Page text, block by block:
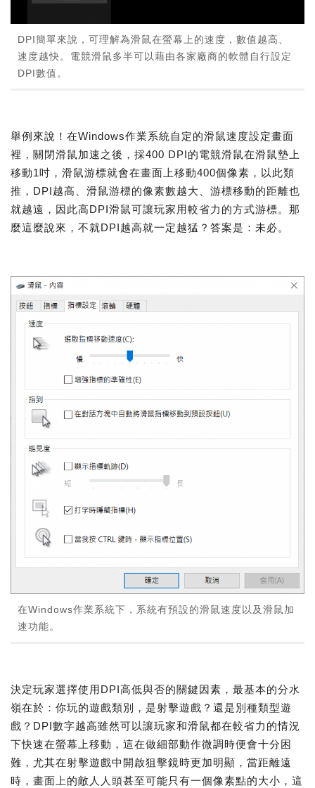
DPI簡單來說，可理解為滑鼠在螢幕上的速度，數值越高、
速度越快。電競滑鼠多半可以藉由各家廠商的軟體自行設定
DPI數值。
舉例來說！在Windows作業系統自定的滑鼠速度設定畫面
裡，關閉滑鼠加速之後，採400 DPI的電競滑鼠在滑鼠墊上
移動1吋，滑鼠游標就會在畫面上移動400個像素，以此類
推，DPI越高、滑鼠游標的像素數越大、游標移動的距離也
就越遠，因此高DPI滑鼠可讓玩家用較省力的方式游標。那
麼這麼說來，不就DPI越高就一定越猛？答案是：未必。
在Windows作業系統下，系統有預設的滑鼠速度以及滑鼠加
速功能。
決定玩家選擇使用DPI高低與否的關鍵因素，最基本的分水
嶺在於：你玩的遊戲類別，是射擊遊戲？還是別種類型遊
戲？DPI數字越高雖然可以讓玩家和滑鼠都在較省力的情況
下快速在螢幕上移動，這在做細部動作微調時便會十分困
難，尤其在射擊遊戲中開啟狙擊鏡時更加明顯，當距離遠
時，畫面上的敵人人頭甚至可能只有一個像素點的大小，這